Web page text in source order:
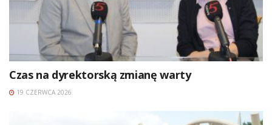
Czas na dyrektorską zmianę warty
19 CZERWCA 2026